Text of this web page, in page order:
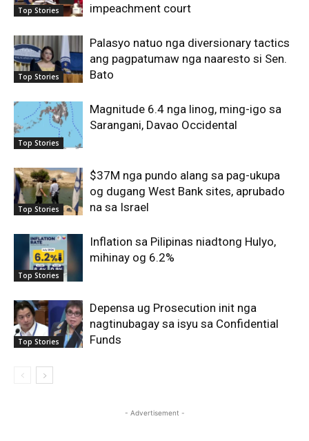
Top Stories
impeachment court
Top Stories
Palasyo natuo nga diversionary tactics
ang pagpatumaw nga naaresto si Sen.
Bato
Top Stories
Magnitude 6.4 nga linog, ming-igo sa
Sarangani, Davao Occidental
Top Stories
$37M nga pundo alang sa pag-ukupa
og dugang West Bank sites, aprubado
na sa Israel
Top Stories
Inflation sa Pilipinas niadtong Hulyo,
mihinay og 6.2%
Top Stories
Depensa ug Prosecution init nga
nagtinubagay sa isyu sa Confidential
Funds
- Advertisement -